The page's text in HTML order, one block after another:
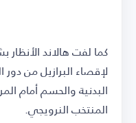
كما لفت هالاند الأنظار
البدنية والحسم أمام
المنتخب النرويجي.